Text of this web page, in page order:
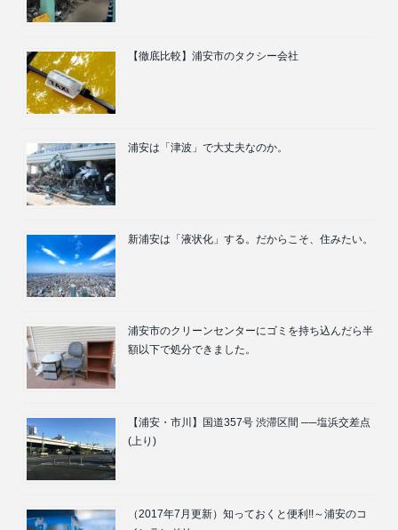
【徹底比較】浦安市のタクシー会社
浦安は「津波」で大丈夫なのか。
新浦安は「液状化」する。だからこそ、住みたい。
浦安市のクリーンセンターにゴミを持ち込んだら半
額以下で処分できました。
【浦安・市川】国道357号 渋滞区間 ──塩浜交差点
(上り)
（2017年7月更新）知っておくと便利!!～浦安のコ